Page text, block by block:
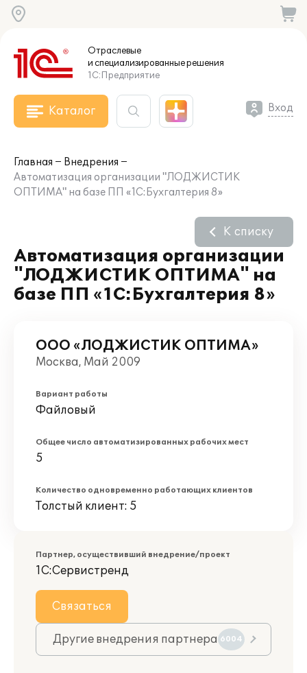
Отраслевые
и специализированныерешения
1С:Предприятие
Каталог Вход
Главная
Внедрения
Автоматизация организации "ЛОДЖИСТИК
ОПТИМА" на базе ПП «1С:Бухгалтерия 8»
Автоматизация организации
"ЛОДЖИСТИК ОПТИМА" на
базе ПП «1С:Бухгалтерия 8»
К списку
ООО «ЛОДЖИСТИК ОПТИМА»
Москва, Май 2009
Вариант работы
Файловый
Общее число автоматизированных рабочих мест
5
Количество одновременно работающих клиентов
Толстый клиент: 5
Партнер, осуществивший внедрение/проект
1С:Сервистренд
Связаться
Другие внедрения партнера 6004